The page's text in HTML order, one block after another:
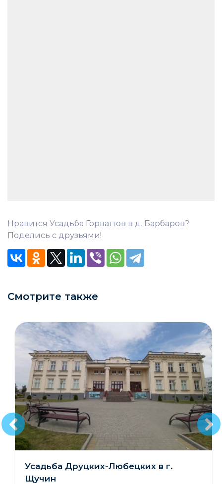
Нравится Усадьба Горваттов в д. Барбаров?
Поделись с друзьями!
Смотрите также
Усадьба Друцких-Любецких в г.
Щучин